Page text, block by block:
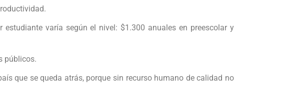
varía según el nivel: $1.300 anuales en preescolar y
públicos.
que se queda atrás, porque sin recurso humano de calidad no